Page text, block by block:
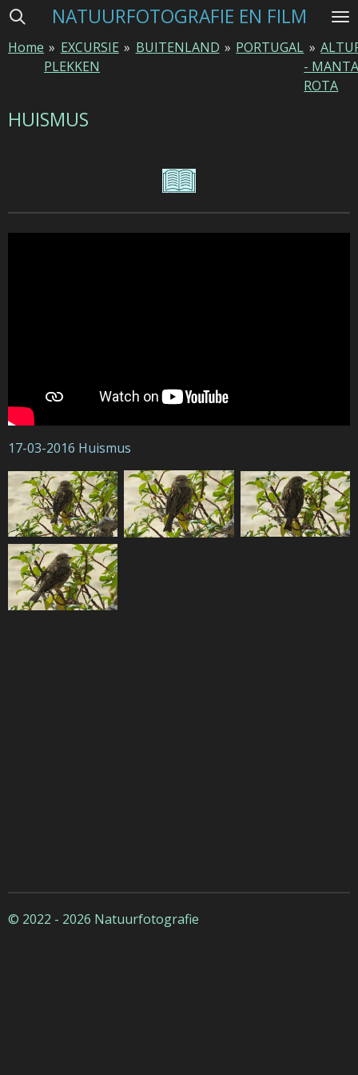
Ga
naar
NATUURFOTOGRAFIE EN FILM
Home » EXCURSIE
PLEKKEN
» BUITENLAND » PORTUGAL »
-
ROTA
HUISMUS
17-03-2016 Huismus
© 2022 - 2026 Natuurfotografie